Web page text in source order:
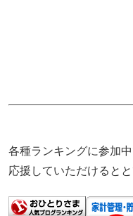
各種ランキングに参加中
応援していただけると